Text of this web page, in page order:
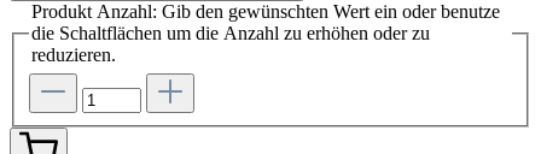
Produkt Anzahl: Gib den gewünschten Wert ein oder benutze
die Schaltflächen um die Anzahl zu erhöhen oder zu
reduzieren.